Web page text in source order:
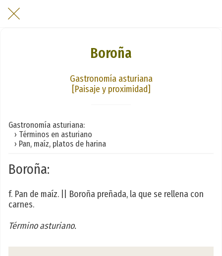
Boroña
Gastronomía asturiana
[Paisaje y proximidad]
Gastronomía asturiana:
› Términos en asturiano
› Pan, maíz, platos de harina
Boroña:
f. Pan de maíz. || Boroña preñada, la que se rellena con
carnes.
Término asturiano.